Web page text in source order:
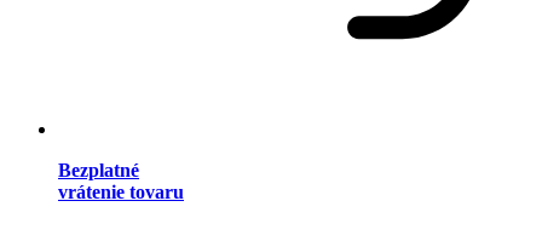
Bezplatné
vrátenie tovaru